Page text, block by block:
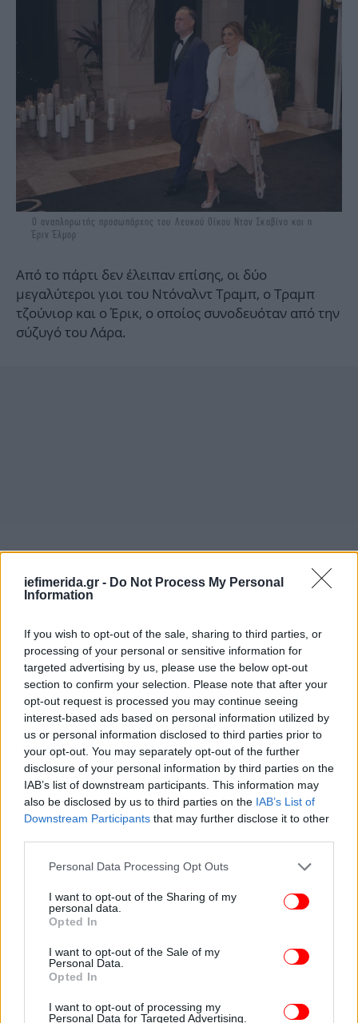
iefimerida.gr - Do Not Process My Personal
Information
If you wish to opt-out of the sale, sharing to third parties, or
processing of your personal or sensitive information for
targeted advertising by us, please use the below opt-out
section to confirm your selection. Please note that after your
opt-out request is processed you may continue seeing
interest-based ads based on personal information utilized by
us or personal information disclosed to third parties prior to
your opt-out. You may separately opt-out of the further
disclosure of your personal information by third parties on the
IAB’s list of downstream participants. This information may
also be disclosed by us to third parties on the IAB’s List of
Downstream Participants that may further disclose it to other
Please note that this website/app uses one or more Google
not limited to your visit or usage behaviour. You may click to
grant or deny consent to Google and its third-party tags to
use your data for below specified purposes in below Google
consent section.
Personal Data Processing Opt Outs
I want to opt-out of the Sharing of my
personal data.
Opted In
I want to opt-out of the Sale of my
Personal Data.
Opted In
I want to opt-out of processing my
Personal Data for Targeted Advertising.
Ο αναπληρωτής προσωπάρχης του Λευκού Οίκου Νταν Σκαβίνο και η
Έριν Έλμορ
Από το πάρτι δεν έλειπαν επίσης, οι δύο
μεγαλύτεροι γιοι του Ντόναλντ Τραμπ, ο Τραμπ
τζούνιορ και ο Έρικ, ο οποίος συνοδευόταν από την
σύζυγό του Λάρα.